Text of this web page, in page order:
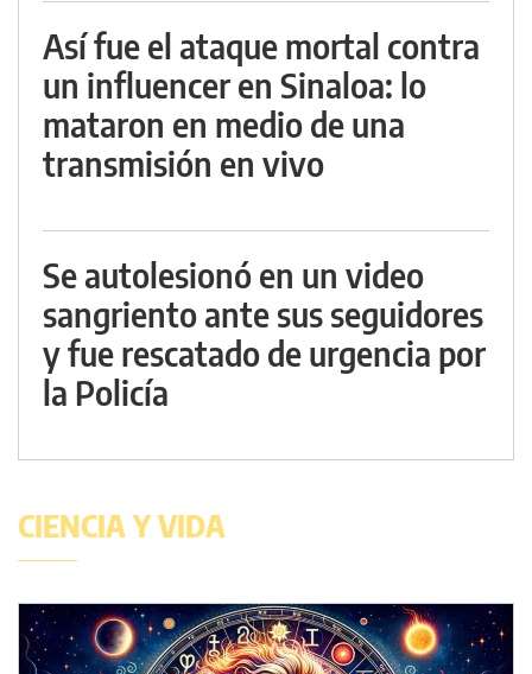
Así fue el ataque mortal contra
un influencer en Sinaloa: lo
mataron en medio de una
transmisión en vivo
Se autolesionó en un video
sangriento ante sus seguidores
y fue rescatado de urgencia por
la Policía
CIENCIA Y VIDA